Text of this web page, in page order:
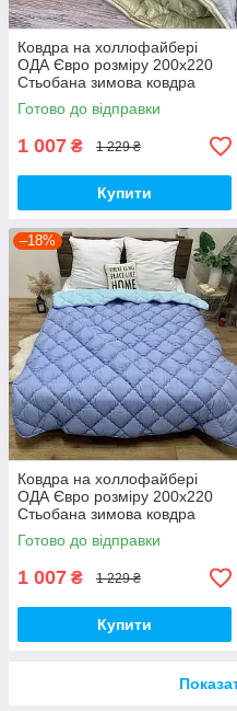
Ковдра на холлофайбері
ОДА Євро розміру 200х220
Стьобана зимова ковдра
високої якості
Готово до відправки
1 007 ₴ 1 229 ₴
Купити
–18%
Ковдра на холлофайбері
ОДА Євро розміру 200х220
Стьобана зимова ковдра
високої якості
Готово до відправки
1 007 ₴ 1 229 ₴
Купити